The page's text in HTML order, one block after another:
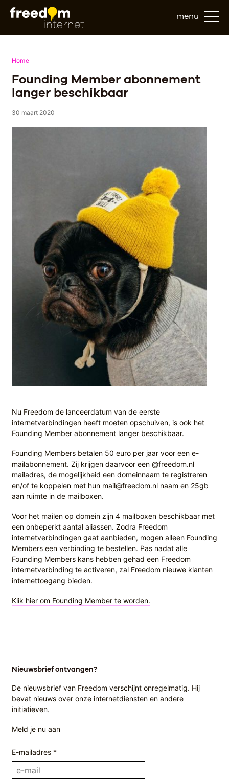
menu
Home
Founding Member abonnement
langer beschikbaar
30 maart 2020
Nu Freedom de lanceerdatum van de eerste
internetverbindingen heeft moeten opschuiven, is ook het
Founding Member abonnement langer beschikbaar.
Founding Members betalen 50 euro per jaar voor een e-
mailabonnement. Zij krijgen daarvoor een @freedom.nl
mailadres, de mogelijkheid een domeinnaam te registreren
en/of te koppelen met hun mail@freedom.nl naam en 25gb
aan ruimte in de mailboxen.
Voor het mailen op domein zijn 4 mailboxen beschikbaar met
een onbeperkt aantal aliassen. Zodra Freedom
internetverbindingen gaat aanbieden, mogen alleen Founding
Members een verbinding te bestellen. Pas nadat alle
Founding Members kans hebben gehad een Freedom
internetverbinding te activeren, zal Freedom nieuwe klanten
internettoegang bieden.
Klik hier om Founding Member te worden.
Nieuwsbrief ontvangen?
De nieuwsbrief van Freedom verschijnt onregelmatig. Hij
bevat nieuws over onze internetdiensten en andere
initiatieven.
Meld je nu aan
E-mailadres *